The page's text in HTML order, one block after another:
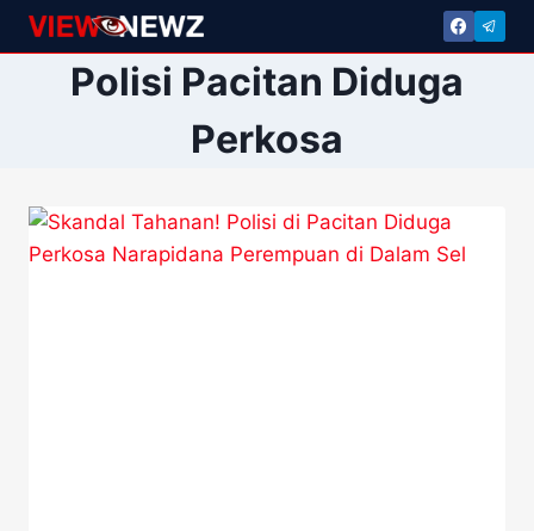
Skip
to
Polisi Pacitan Diduga
Perkosa